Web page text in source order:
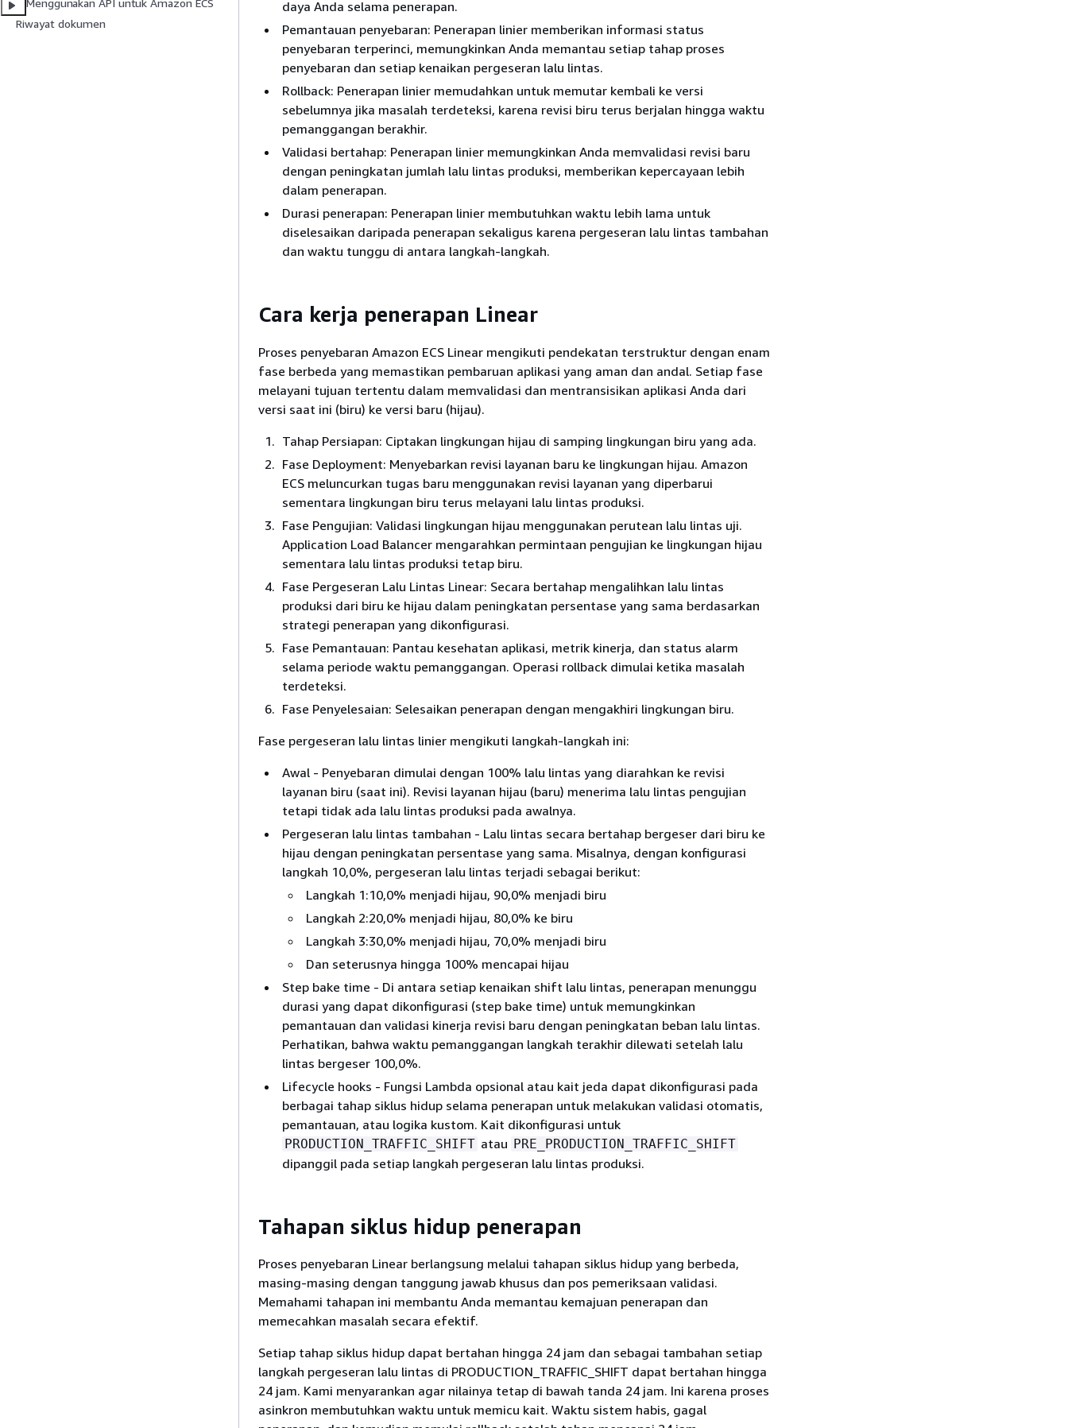
Menggunakan API untuk Amazon ECS
Riwayat dokumen
daya Anda selama penerapan.
Pemantauan penyebaran: Penerapan linier memberikan informasi status
penyebaran terperinci, memungkinkan Anda memantau setiap tahap proses
penyebaran dan setiap kenaikan pergeseran lalu lintas.
Rollback: Penerapan linier memudahkan untuk memutar kembali ke versi
sebelumnya jika masalah terdeteksi, karena revisi biru terus berjalan hingga waktu
pemanggangan berakhir.
Validasi bertahap: Penerapan linier memungkinkan Anda memvalidasi revisi baru
dengan peningkatan jumlah lalu lintas produksi, memberikan kepercayaan lebih
dalam penerapan.
Durasi penerapan: Penerapan linier membutuhkan waktu lebih lama untuk
diselesaikan daripada penerapan sekaligus karena pergeseran lalu lintas tambahan
dan waktu tunggu di antara langkah-langkah.
Cara kerja penerapan Linear
Proses penyebaran Amazon ECS Linear mengikuti pendekatan terstruktur dengan enam
fase berbeda yang memastikan pembaruan aplikasi yang aman dan andal. Setiap fase
melayani tujuan tertentu dalam memvalidasi dan mentransisikan aplikasi Anda dari
versi saat ini (biru) ke versi baru (hijau).
Tahap Persiapan: Ciptakan lingkungan hijau di samping lingkungan biru yang ada.
Fase Deployment: Menyebarkan revisi layanan baru ke lingkungan hijau. Amazon
ECS meluncurkan tugas baru menggunakan revisi layanan yang diperbarui
sementara lingkungan biru terus melayani lalu lintas produksi.
Fase Pengujian: Validasi lingkungan hijau menggunakan perutean lalu lintas uji.
Application Load Balancer mengarahkan permintaan pengujian ke lingkungan hijau
sementara lalu lintas produksi tetap biru.
Fase Pergeseran Lalu Lintas Linear: Secara bertahap mengalihkan lalu lintas
produksi dari biru ke hijau dalam peningkatan persentase yang sama berdasarkan
strategi penerapan yang dikonfigurasi.
Fase Pemantauan: Pantau kesehatan aplikasi, metrik kinerja, dan status alarm
selama periode waktu pemanggangan. Operasi rollback dimulai ketika masalah
terdeteksi.
Fase Penyelesaian: Selesaikan penerapan dengan mengakhiri lingkungan biru.
Fase pergeseran lalu lintas linier mengikuti langkah-langkah ini:
Awal - Penyebaran dimulai dengan 100% lalu lintas yang diarahkan ke revisi
layanan biru (saat ini). Revisi layanan hijau (baru) menerima lalu lintas pengujian
tetapi tidak ada lalu lintas produksi pada awalnya.
Pergeseran lalu lintas tambahan - Lalu lintas secara bertahap bergeser dari biru ke
hijau dengan peningkatan persentase yang sama. Misalnya, dengan konfigurasi
langkah 10,0%, pergeseran lalu lintas terjadi sebagai berikut:
Langkah 1:10,0% menjadi hijau, 90,0% menjadi biru
Langkah 2:20,0% menjadi hijau, 80,0% ke biru
Langkah 3:30,0% menjadi hijau, 70,0% menjadi biru
Dan seterusnya hingga 100% mencapai hijau
Step bake time - Di antara setiap kenaikan shift lalu lintas, penerapan menunggu
durasi yang dapat dikonfigurasi (step bake time) untuk memungkinkan
pemantauan dan validasi kinerja revisi baru dengan peningkatan beban lalu lintas.
Perhatikan, bahwa waktu pemanggangan langkah terakhir dilewati setelah lalu
lintas bergeser 100,0%.
Lifecycle hooks - Fungsi Lambda opsional atau kait jeda dapat dikonfigurasi pada
berbagai tahap siklus hidup selama penerapan untuk melakukan validasi otomatis,
pemantauan, atau logika kustom. Kait dikonfigurasi untuk
PRODUCTION_TRAFFIC_SHIFT atau PRE_PRODUCTION_TRAFFIC_SHIFT
dipanggil pada setiap langkah pergeseran lalu lintas produksi.
Tahapan siklus hidup penerapan
Proses penyebaran Linear berlangsung melalui tahapan siklus hidup yang berbeda,
masing-masing dengan tanggung jawab khusus dan pos pemeriksaan validasi.
Memahami tahapan ini membantu Anda memantau kemajuan penerapan dan
memecahkan masalah secara efektif.
Setiap tahap siklus hidup dapat bertahan hingga 24 jam dan sebagai tambahan setiap
langkah pergeseran lalu lintas di PRODUCTION_TRAFFIC_SHIFT dapat bertahan hingga
24 jam. Kami menyarankan agar nilainya tetap di bawah tanda 24 jam. Ini karena proses
asinkron membutuhkan waktu untuk memicu kait. Waktu sistem habis, gagal